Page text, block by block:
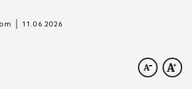
11.06.2026